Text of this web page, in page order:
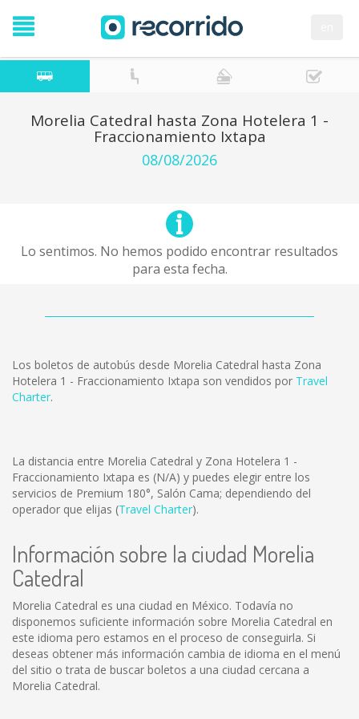
Morelia Catedral hasta Zona Hotelera 1 -
Fraccionamiento Ixtapa
08/08/2026
Lo sentimos. No hemos podido encontrar resultados
para esta fecha.
Los boletos de autobús desde Morelia Catedral hasta Zona
Hotelera 1 - Fraccionamiento Ixtapa son vendidos por Travel
Charter.
La distancia entre Morelia Catedral y Zona Hotelera 1 -
Fraccionamiento Ixtapa es (N/A) y puedes elegir entre los
servicios de Premium 180°, Salón Cama; dependiendo del
operador que elijas (Travel Charter).
Información sobre la ciudad Morelia
Catedral
Morelia Catedral es una ciudad en México. Todavía no
disponemos suficiente información sobre Morelia Catedral en
este idioma pero estamos en el proceso de conseguirla. Si
deseas obtener más información cambia de idioma en el menú
del sitio o trata de buscar boletos a una ciudad cercana a
Morelia Catedral.